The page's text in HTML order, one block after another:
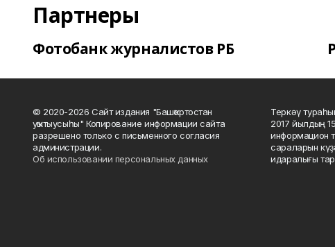
Партнеры
Фотобанк журналистов РБ
© 2020-2026 Сайт издания "Башҡортостан
уҡытыусыһы" Копирование информации сайта
разрешено только с письменного согласия
администрации.
Об использовании персональных данных
Теркәү
2017 йылдың
информацион
сараларын
идаралығы